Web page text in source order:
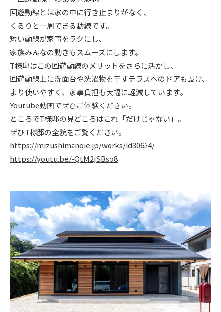
ニュース
イベント情報
資料請求・お問い合わせ
回遊動線とは家の中に行き止まりがなく、
くるりと一周できる動線です。
短い動線が家事をラクにし、
家族みんなの動きもスムーズにします。
T様邸はこの回遊動線のメリットをさらに活かし、
回遊動線上に洗面台や洗濯物を干すテラスへのドアも設け、
より使いやすく、家事負担も大幅に軽減しています。
Youtube動画でぜひご体験ください。
ところでT様邸の見どころはこれ「だけじゃない」。
ぜひT様邸の全貌をご覧ください。
https://mizushimanoie.jp/works/id30634/
https://youtu.be/-QtM2jSBsb8